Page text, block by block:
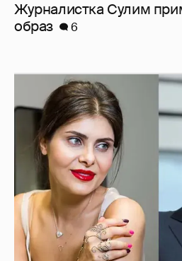
Журналистка Сулим
образ
6